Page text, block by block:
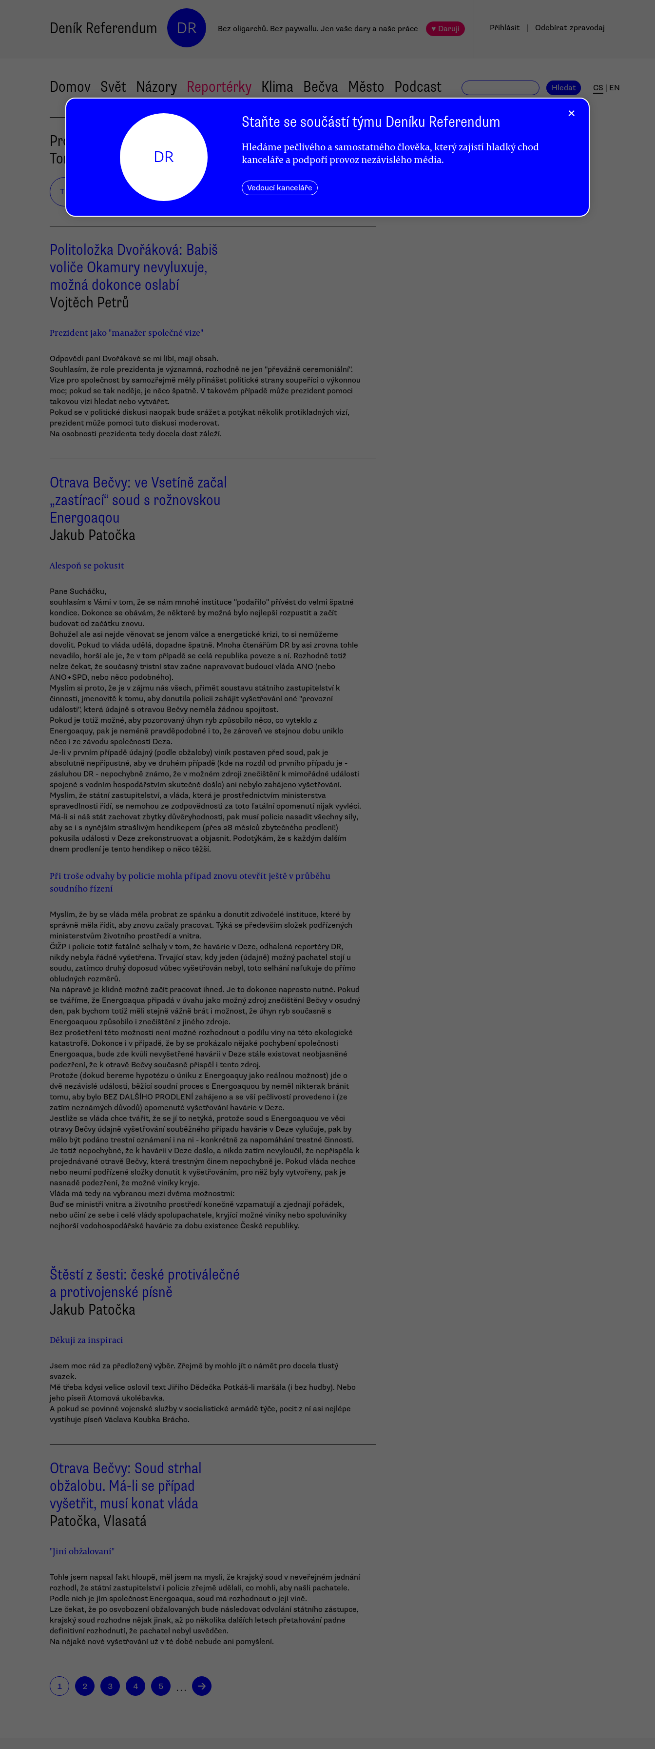
Deník Referendum DR Bez oligarchů. Bez paywallu. Jen vaše dary a naše práce ♥ Daruji Přihlásit Odebírat zpravodaj
Domov Svět Názory Reportérky Klima Bečva Město Podcast Hledat CS EN
Profil čtenáře:
Tomáš
Kalisz
TK
patentový inženýr
Politoložka Dvořáková: Babiš
voliče Okamury nevyluxuje,
možná dokonce oslabí
Vojtěch Petrů
Prezident jako "manažer společné vize"
Odpovědi paní Dvořákové se mi líbí, mají obsah.
Souhlasím, že role prezidenta je významná, rozhodně ne jen "převážně ceremoniální".
Vize pro společnost by samozřejmě měly přinášet politické strany soupeřící o výkonnou
moc; pokud se tak neděje, je něco špatně. V takovém případě může prezident pomoci
takovou vizi hledat nebo vytvářet.
Pokud se v politické diskusi naopak bude srážet a potýkat několik protikladných vizí,
prezident může pomoci tuto diskusi moderovat.
Na osobnosti prezidenta tedy docela dost záleží.
Otrava Bečvy: ve Vsetíně začal
„zastírací“ soud s rožnovskou
Energoaqou
Jakub Patočka
Alespoň se pokusit
Pane Sucháčku,
souhlasím s Vámi v tom, že se nám mnohé instituce "podařilo" přívést do velmi špatné
kondice. Dokonce se obávám, že některé by možná bylo nejlepší rozpustit a začít
budovat od začátku znovu.
Bohužel ale asi nejde věnovat se jenom válce a energetické krizi, to si nemůžeme
dovolit. Pokud to vláda udělá, dopadne špatně. Mnoha čtenářům DR by asi zrovna tohle
nevadilo, horší ale je, že v tom případě se celá republika poveze s ní. Rozhodně totiž
nelze čekat, že současný tristní stav začne napravovat budoucí vláda ANO (nebo
ANO+SPD, nebo něco podobného).
Myslím si proto, že je v zájmu nás všech, přimět soustavu státního zastupitelství k
činnosti, jmenovitě k tomu, aby donutila policii zahájit vyšetřování oné "provozní
události", která údajně s otravou Bečvy neměla žádnou spojitost.
Pokud je totiž možné, aby pozorovaný úhyn ryb způsobilo něco, co vyteklo z
Energoaquy, pak je neméně pravděpodobné i to, že zároveň ve stejnou dobu uniklo
něco i ze závodu společnosti Deza.
Je-li v prvním případě údajný (podle obžaloby) viník postaven před soud, pak je
absolutně nepřípustné, aby ve druhém případě (kde na rozdíl od prvního případu je -
zásluhou DR - nepochybně známo, že v možném zdroji znečištění k mimořádné události
spojené s vodním hospodářstvím skutečně došlo) ani nebylo zahájeno vyšetřování.
Myslím, že státní zastupitelství, a vláda, která je prostřednictvím ministerstva
spravedlnosti řídí, se nemohou ze zodpovědnosti za toto fatální opomenutí nijak vyvléci.
Má-li si náš stát zachovat zbytky důvěryhodnosti, pak musí policie nasadit všechny síly,
aby se i s nynějším strašlivým hendikepem (přes 28 měsíců zbytečného prodlení!)
pokusila události v Deze zrekonstruovat a objasnit. Podotýkám, že s každým dalším
dnem prodlení je tento hendikep o něco těžší.
Při troše odvahy by policie mohla případ znovu otevřít ještě v průběhu
soudního řízení
Myslím, že by se vláda měla probrat ze spánku a donutit zdivočelé instituce, které by
správně měla řídit, aby znovu začaly pracovat. Týká se především složek podřízených
ministerstvům životního prostředí a vnitra.
ČIŽP i policie totiž fatálně selhaly v tom, že havárie v Deze, odhalená reportéry DR,
nikdy nebyla řádně vyšetřena. Trvající stav, kdy jeden (údajně) možný pachatel stojí u
soudu, zatímco druhý doposud vůbec vyšetřován nebyl, toto selhání nafukuje do přímo
obludných rozměrů.
Na nápravě je klidně možné začít pracovat ihned. Je to dokonce naprosto nutné. Pokud
se tváříme, že Energoaqua připadá v úvahu jako možný zdroj znečištění Bečvy v osudný
den, pak bychom totiž měli stejně vážně brát i možnost, že úhyn ryb současně s
Energoaquou způsobilo i znečištění z jiného zdroje.
Bez prošetření této možnosti není možné rozhodnout o podílu viny na této ekologické
katastrofě. Dokonce i v případě, že by se prokázalo nějaké pochybení společnosti
Energoaqua, bude zde kvůli nevyšetřené havárii v Deze stále existovat neobjasněné
podezření, že k otravě Bečvy současně přispěl i tento zdroj.
Protože (dokud bereme hypotézu o úniku z Energoaquy jako reálnou možnost) jde o
dvě nezávislé události, běžící soudní proces s Energoaquou by neměl nikterak bránit
tomu, aby bylo BEZ DALŠÍHO PRODLENÍ zahájeno a se vší pečlivostí provedeno i (ze
zatím neznámých důvodů) opomenuté vyšetřování havárie v Deze.
Jestliže se vláda chce tvářit, že se jí to netýká, protože soud s Energoaquou ve věci
otravy Bečvy údajně vyšetřování souběžného případu havárie v Deze vylučuje, pak by
mělo být podáno trestní oznámení i na ni - konkrétně za napomáhání trestné činnosti.
Je totiž nepochybné, že k havárii v Deze došlo, a nikdo zatím nevyloučil, že nepřispěla k
projednávané otravě Bečvy, která trestným činem nepochybně je. Pokud vláda nechce
nebo neumí podřízené složky donutit k vyšetřováním, pro něž byly vytvořeny, pak je
nasnadě podezření, že možné viníky kryje.
Vláda má tedy na vybranou mezi dvěma možnostmi:
Buď se ministři vnitra a životního prostředí konečně vzpamatují a zjednají pořádek,
nebo učiní ze sebe i celé vlády spolupachatele, kryjící možné viníky nebo spoluviníky
nejhorší vodohospodářské havárie za dobu existence České republiky.
Štěstí z šesti: české protiválečné
a protivojenské písně
Jakub Patočka
Děkuji za inspiraci
Jsem moc rád za předložený výběr. Zřejmě by mohlo jít o námět pro docela tlustý
svazek.
Mě třeba kdysi velice oslovil text Jiřího Dědečka Potkáš-li maršála (i bez hudby). Nebo
jeho píseň Atomová ukolébavka.
A pokud se povinné vojenské služby v socialistické armádě týče, pocit z ní asi nejlépe
vystihuje píseň Václava Koubka Brácho.
Otrava Bečvy: Soud strhal
obžalobu. Má-li se případ
vyšetřit, musí konat vláda
Patočka, Vlasatá
"Jiní obžalovaní"
Tohle jsem napsal fakt hloupě, měl jsem na mysli, že krajský soud v neveřejném jednání
rozhodl, že státní zastupitelství i policie zřejmě udělali, co mohli, aby našli pachatele.
Podle nich je jím společnost Energoaqua, soud má rozhodnout o její vině.
Lze čekat, že po osvobození obžalovaných bude následovat odvolání státního zástupce,
krajský soud rozhodne nějak jinak, až po několika dalších letech přetahování padne
definitivní rozhodnutí, že pachatel nebyl usvědčen.
Na nějaké nové vyšetřování už v té době nebude ani pomyšlení.
1 2 3 4 5 . . . →
×
DR
Staňte se součástí týmu Deníku Referendum
Hledáme pečlivého a samostatného člověka, který zajistí hladký chod
kanceláře a podpoří provoz nezávislého média.
Vedoucí kanceláře